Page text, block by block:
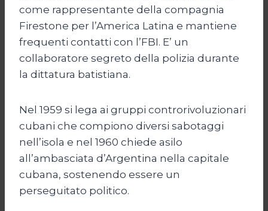
come rappresentante della compagnia
Firestone per l’America Latina e mantiene
frequenti contatti con l’FBI. E’ un
collaboratore segreto della polizia durante
la dittatura batistiana.
Nel 1959 si lega ai gruppi controrivoluzionari
cubani che compiono diversi sabotaggi
nell’isola e nel 1960 chiede asilo
all’ambasciata d’Argentina nella capitale
cubana, sostenendo essere un
perseguitato politico.